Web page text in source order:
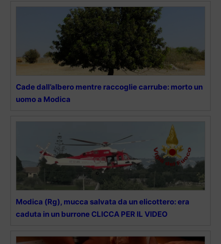
Cade dall’albero mentre raccoglie carrube: morto un
uomo a Modica
Modica (Rg), mucca salvata da un elicottero: era
caduta in un burrone CLICCA PER IL VIDEO